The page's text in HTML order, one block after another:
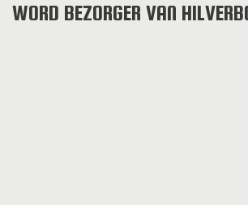
WORD BEZORGER VAN